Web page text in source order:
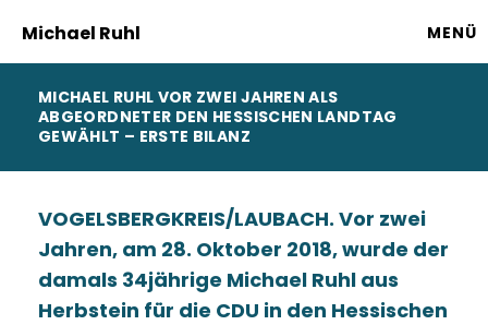
Michael Ruhl MENÜ
MICHAEL RUHL VOR ZWEI JAHREN ALS
ABGEORDNETER DEN HESSISCHEN LANDTAG
GEWÄHLT – ERSTE BILANZ
VOGELSBERGKREIS/LAUBACH. Vor zwei
Jahren, am 28. Oktober 2018, wurde der
damals 34jährige Michael Ruhl aus
Herbstein für die CDU in den Hessischen